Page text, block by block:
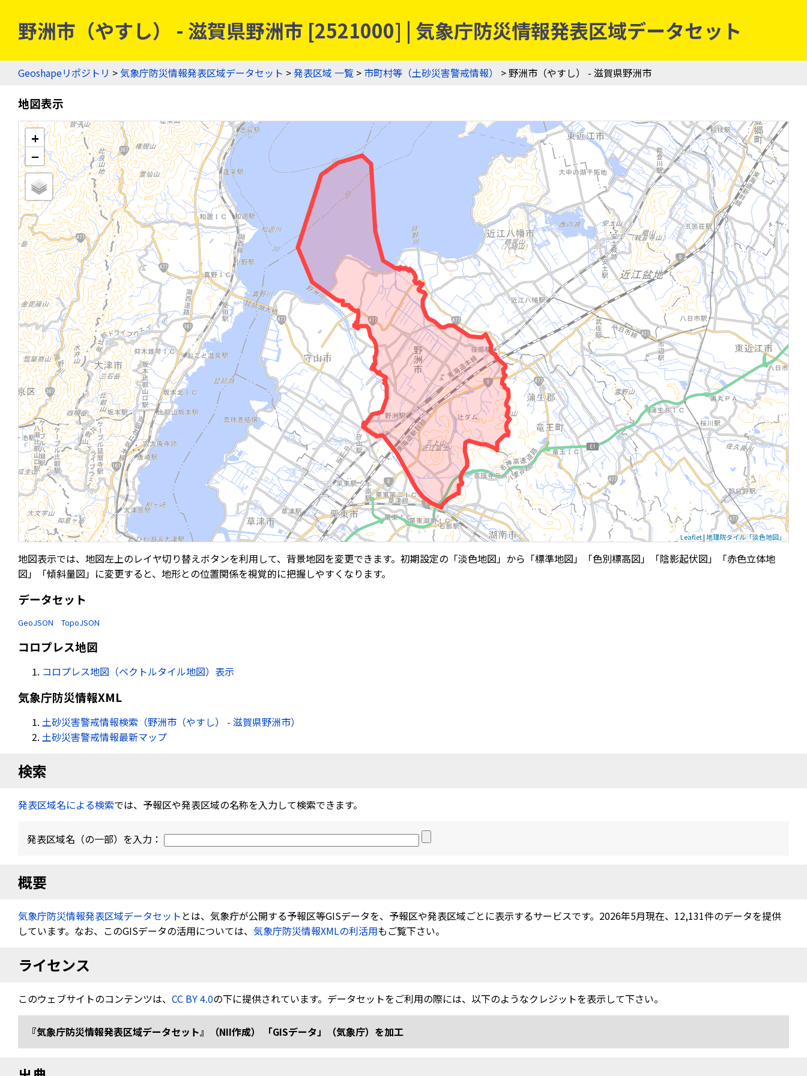
野洲市（やすし） - 滋賀県野洲市 [2521000] | 気象庁防災情報発表区域データセット
Geoshapeリポジトリ >気象庁防災情報発表区域データセット >発表区域 一覧 > 市町村等（土砂災害警戒情報） > 野洲市（やすし） - 滋賀県野洲市
地図表示
+
−
Leaflet|地理院タイル「淡色地図」
地図表示では、地図左上のレイヤ切り替えボタンを利用して、背景地図を変更できます。初期設定の「淡色地図」から「標準地図」「色別標高図」「陰影起伏図」「赤色立体地
図」「傾斜量図」に変更すると、地形との位置関係を視覚的に把握しやすくなります。
データセット
GeoJSON TopoJSON
コロプレス地図
コロプレス地図（ベクトルタイル地図）表示
気象庁防災情報XML
土砂災害警戒情報検索（野洲市（やすし） - 滋賀県野洲市）
土砂災害警戒情報最新マップ
検索
発表区域名による検索では、予報区や発表区域の名称を入力して検索できます。
発表区域名（の一部）を入力：
概要
気象庁防災情報発表区域データセット とは、気象疔が公開する予報区等GISデータを、予報区や発表区域ごとに表示するサービスです。2026年5月現在、12,131件のデータを提供
しています。なお、このGISデータの活用については、 気象庁防災情報XMLの利活用もご覧下さい。
ライセンス
このウェブサイトのコンテンツは、 CC BY 4.0の下に提供されています。データセットをご利用の際には、以下のようなクレジットを表示して下さい。
『気象庁防災情報発表区域データセット』（NII作成） 「GISデータ」（気象庁）を加工